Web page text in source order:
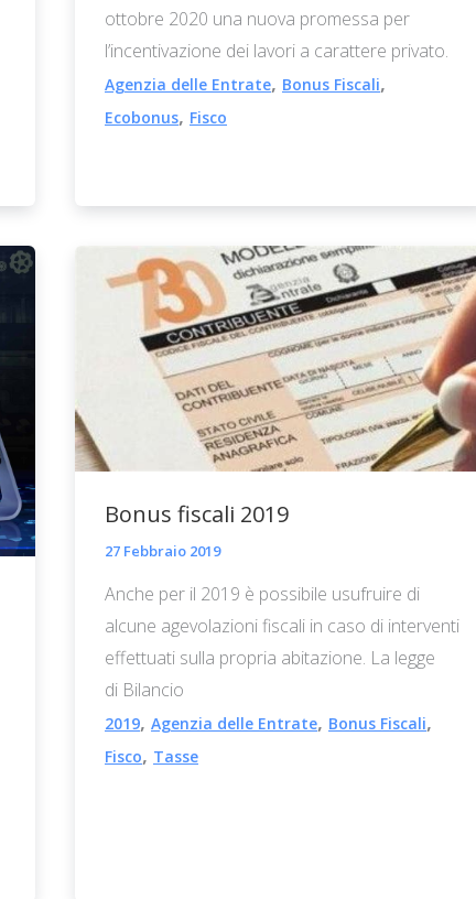
ottobre 2020 una nuova promessa per
l’incentivazione dei lavori a carattere privato.
Agenzia delle Entrate, Bonus Fiscali,
Ecobonus, Fisco
Bonus fiscali 2019
27 Febbraio 2019
Anche per il 2019 è possibile usufruire di
alcune agevolazioni fiscali in caso di interventi
effettuati sulla propria abitazione. La legge
di Bilancio
2019, Agenzia delle Entrate, Bonus Fiscali,
Fisco, Tasse